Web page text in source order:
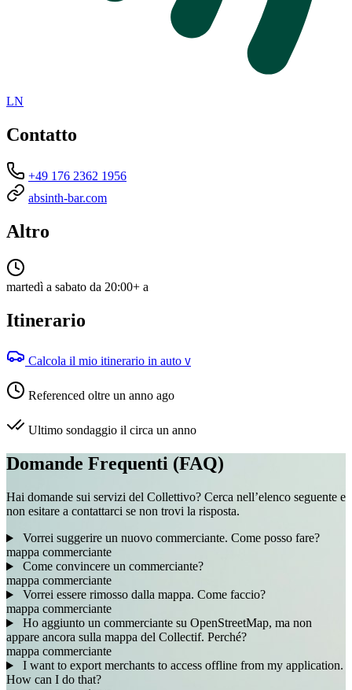
LN
Contatto
+49 176 2362 1956
absinth-bar.com
Altro
martedì a sabato da 20:00+ a
Itinerario
Calcola il mio itinerario in auto V
Referenced oltre un anno ago
Ultimo sondaggio il circa un anno
Domande Frequenti (FAQ)
Hai domande sui servizi del Collettivo? Cerca nell’elenco seguente e
non esitare a contattarci se non trovi la risposta.
Vorrei suggerire un nuovo commerciante. Come posso fare?
mappa commerciante
Come convincere un commerciante?
mappa commerciante
Vorrei essere rimosso dalla mappa. Come faccio?
mappa commerciante
Ho aggiunto un commerciante su OpenStreetMap, ma non
appare ancora sulla mappa del Collectif. Perché?
mappa commerciante
I want to export merchants to access offline from my application.
How can I do that?